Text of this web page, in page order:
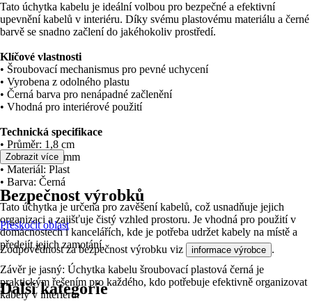
Tato úchytka kabelu je ideální volbou pro bezpečné a efektivní
upevnění kabelů v interiéru. Díky svému plastovému materiálu a černé
barvě se snadno začlení do jakéhokoliv prostředí.
Klíčové vlastnosti
• Šroubovací mechanismus pro pevné uchycení
• Vyrobena z odolného plastu
• Černá barva pro nenápadné začlenění
• Vhodná pro interiérové použití
Technická specifikace
• Průměr: 1,8 cm
• Výška: 12,0 mm
• Materiál: Plast
• Barva: Černá
Tato úchytka je určena pro zavěšení kabelů, což usnadňuje jejich
organizaci a zajišťuje čistý vzhled prostoru. Je vhodná pro použití v
domácnostech i kancelářích, kde je potřeba udržet kabely na místě a
předejít jejich zamotání.
Závěr je jasný: Úchytka kabelu šroubovací plastová černá je
praktickým řešením pro každého, kdo potřebuje efektivně organizovat
kabely v interiéru.
Zobrazit více
Bezpečnost výrobků
Přeskočit oblast
Zodpovědnost za bezpečnost výrobku viz informace výrobce .
Další kategorie